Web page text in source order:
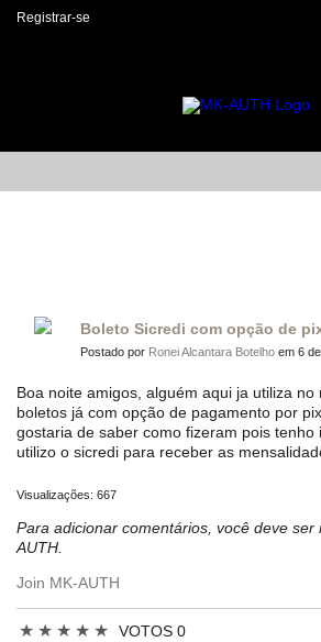
Registrar-se
Boleto Sicredi com opção de
Postado por Ronei Alcantara Botelho em 6
Boa noite amigos, alguém aqui ja utiliza no
boletos já com opção de pagamento por
gostaria de saber como fizeram pois tenho
utilizo o sicredi para receber as
Visualizações: 667
Para adicionar comentários, você deve ser
AUTH.
Join MK-AUTH
★ ★ ★ ★ ★ VOTOS 0